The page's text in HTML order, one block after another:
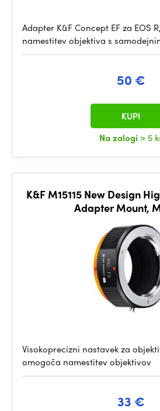
Adapter K&F Concept EF za EOS
namestitev objektiva s
50 €
Na zalogi > 5
KUPI
K&F M15115 New Design
Adapter Mount,
Visokoprecizni nastavek za
omogoča namestitev objektivov
33 €